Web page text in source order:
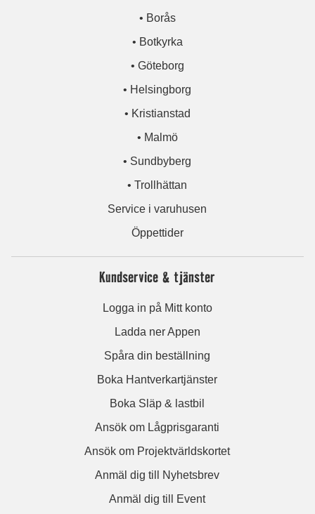
• Borås
• Botkyrka
• Göteborg
• Helsingborg
• Kristianstad
• Malmö
• Sundbyberg
• Trollhättan
Service i varuhusen
Öppettider
Kundservice & tjänster
Logga in på Mitt konto
Ladda ner Appen
Spåra din beställning
Boka Hantverkartjänster
Boka Släp & lastbil
Ansök om Lågprisgaranti
Ansök om Projektvärldskortet
Anmäl dig till Nyhetsbrev
Anmäl dig till Event